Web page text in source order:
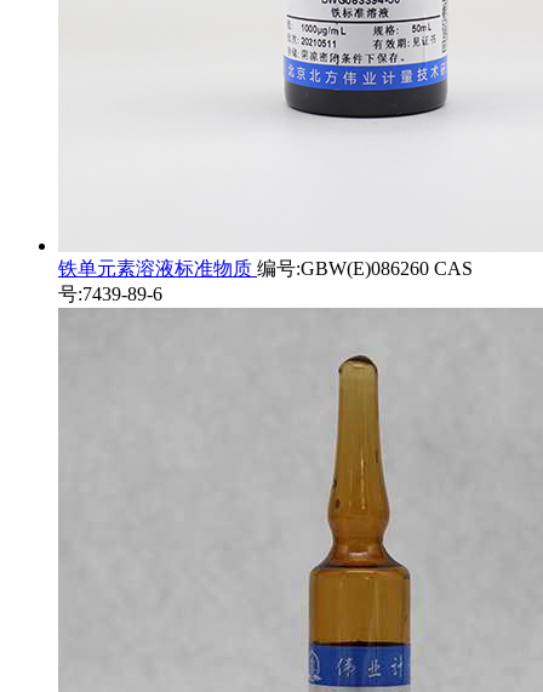
铁单元素溶液标准物质 编号:GBW(E)086260 CAS
号:7439-89-6